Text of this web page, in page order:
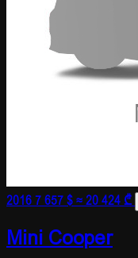
20167 657 $≈ 20 424 ₾
Mini Cooper